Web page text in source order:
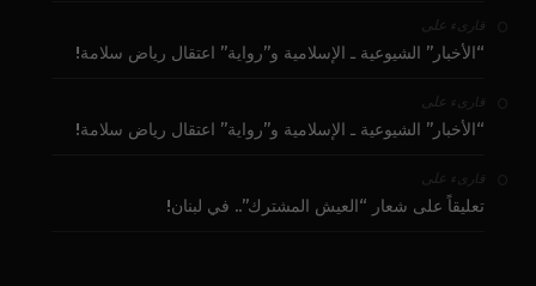
قارىء على
“الأخبار” الشيوعية ـ الإسلامية و”رواية” اعتقال رياض سلامة!
قارىء على
“الأخبار” الشيوعية ـ الإسلامية و”رواية” اعتقال رياض سلامة!
قارىء على
تعليقاً على شعار “العيش المشترك”.. في لبنان!